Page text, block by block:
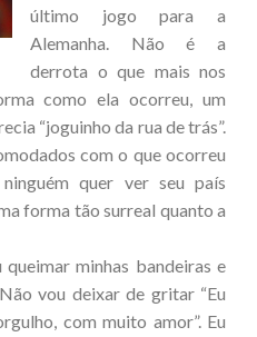
último jogo para a
Alemanha. Não é a
derrota o que mais nos
como ela ocorreu, um
“joguinho da rua de trás”.
com o que ocorreu
quer ver seu país
forma tão surreal quanto a
minhas bandeiras e
vou deixar de gritar “Eu
com muito amor”. Eu